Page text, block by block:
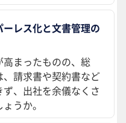
レス化と文書管理の
まったものの、総
請求書や契約書など
、出社を余儀なくさ
うか。